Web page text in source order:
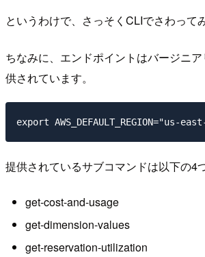
というわけで、さっそくCLIでさわって
ちなみに、エンドポイントはバージニ
供されています。
提供されているサブコマンドは以下の4
get-cost-and-usage
get-dimension-values
get-reservation-utilization